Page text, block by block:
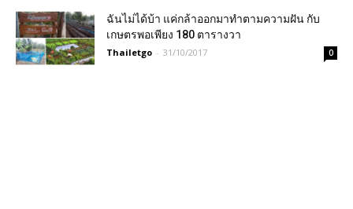
ฉันไม่ได้บ้า แค่กล้าออกมาทำตามความฝัน กับ
เกษตรพอเพียง 180 ตารางวา
Thailetgo - 31/10/2017 0